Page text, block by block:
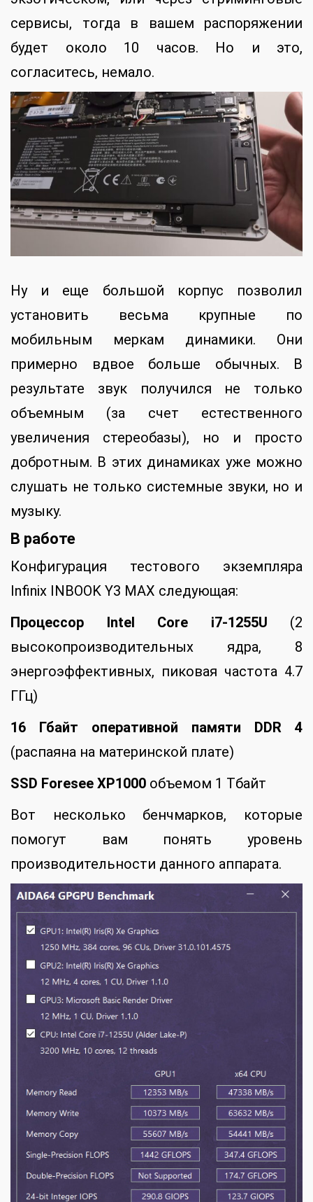
сервисы, тогда в вашем распоряжении
будет около 10 часов. Но и это,
согласитесь, немало.
Ну и еще большой корпус позволил
установить весьма крупные по
мобильным меркам динамики. Они
примерно вдвое больше обычных. В
результате звук получился не только
объемным (за счет естественного
увеличения стереобазы), но и просто
добротным. В этих динамиках уже можно
слушать не только системные звуки, но и
музыку.
В работе
Конфигурация тестового экземпляра
Infinix INBOOK Y3 MAX следующая:
Процессор Intel Core i7-1255U (2
высокопроизводительных ядра, 8
энергоэффективных, пиковая частота 4.7
ГГц)
16 Гбайт оперативной памяти DDR 4
(распаяна на материнской плате)
SSD Foresee XP1000 объемом 1 Тбайт
Вот несколько бенчмарков, которые
помогут вам понять уровень
производительности данного аппарата.